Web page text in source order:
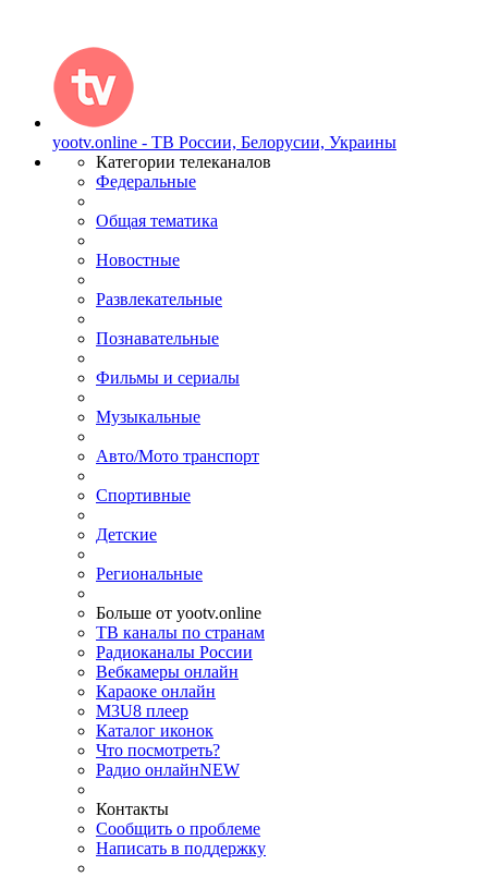
yootv.online - ТВ России, Белорусии, Украины
Категории телеканалов
Федеральные
Общая тематика
Новостные
Развлекательные
Познавательные
Фильмы и сериалы
Музыкальные
Авто/Мото транспорт
Спортивные
Детские
Региональные
Больше от yootv.online
ТВ каналы по странам
Радиоканалы России
Вебкамеры онлайн
Караоке онлайн
M3U8 плеер
Каталог иконок
Что посмотреть?
Радио онлайнNEW
Контакты
Сообщить о проблеме
Написать в поддержку